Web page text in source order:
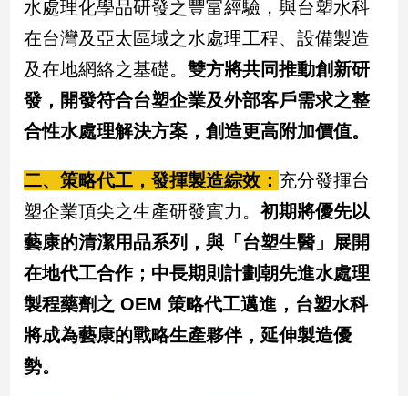
築/
室
內
設
計
遊/
美
食
星
座/
命
理
費
健
水處理化學品研發之豐富經驗，與台塑水科
在台灣及亞太區域之水處理工程、設備製造
及在地網絡之基礎。雙方將共同推動創新研
發，開發符合台塑企業及外部客戶需求之整
合性水處理解決方案，創造更高附加價值。
二、策略代工，發揮製造綜效： 充分發揮台
塑企業頂尖之生產研發實力。初期將優先以
藝康的清潔用品系列，與「台塑生醫」展開
在地代工合作；中長期則計劃朝先進水處理
製程藥劑之 OEM 策略代工邁進，台塑水科
將成為藝康的戰略生產夥伴，延伸製造優
勢。